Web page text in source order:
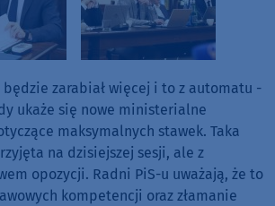
zarabiał więcej i to z automatu -
ukaże się nowe ministerialne
maksymalnych stawek. Taka
na dzisiejszej sesji, ale z
opozycji. Radni PiS-u uważają, że to
kompetencji oraz złamanie